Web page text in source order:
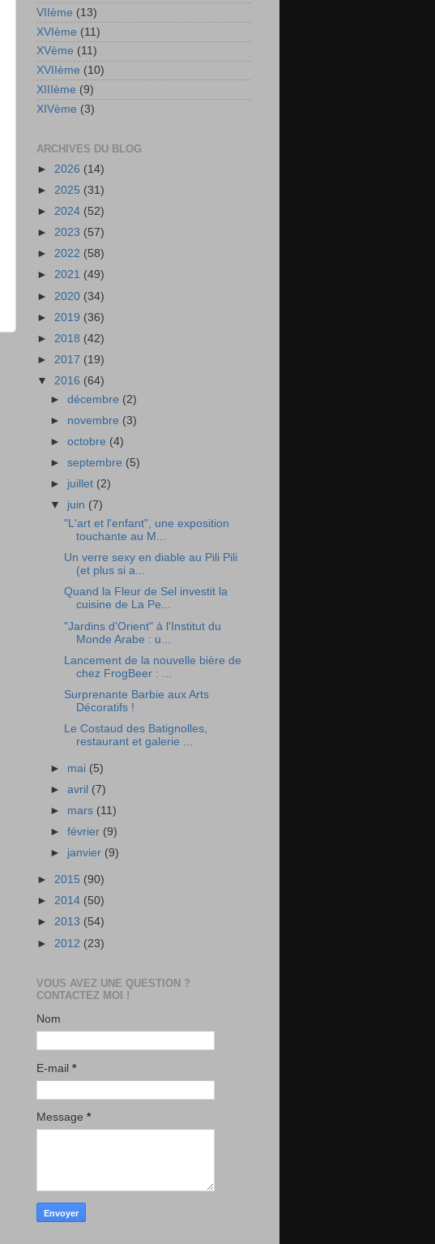
VIIème (13)
XVIème (11)
XVème (11)
XVIIème (10)
XIIIème (9)
XIVème (3)
ARCHIVES DU BLOG
► 2026 (14)
► 2025 (31)
► 2024 (52)
► 2023 (57)
► 2022 (58)
► 2021 (49)
► 2020 (34)
► 2019 (36)
► 2018 (42)
► 2017 (19)
▼ 2016 (64)
►décembre (2)
► novembre (3)
►octobre (4)
►septembre (5)
► juillet (2)
▼ juin (7)
"L'art et l'enfant", une exposition
touchante au M...
Un verre sexy en diable au Pili Pili
(et plus si a...
Quand la Fleur de Sel investit la
cuisine de La Pe...
"Jardins d'Orient" à l'Institut du
Monde Arabe : u...
Lancement de la nouvelle bière de
chez FrogBeer : ...
Surprenante Barbie aux Arts
Décoratifs !
Le Costaud des Batignolles,
restaurant et galerie ...
► mai (5)
►avril (7)
► mars (11)
►février (9)
► janvier (9)
► 2015 (90)
► 2014 (50)
► 2013 (54)
► 2012 (23)
VOUS AVEZ UNE QUESTION ?
CONTACTEZ MOI !
Nom
E-mail *
Message *